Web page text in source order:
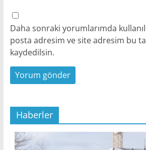
Daha sonraki yorumlarımda
posta adresim ve site adresim bu
kaydedilsin.
Haberler